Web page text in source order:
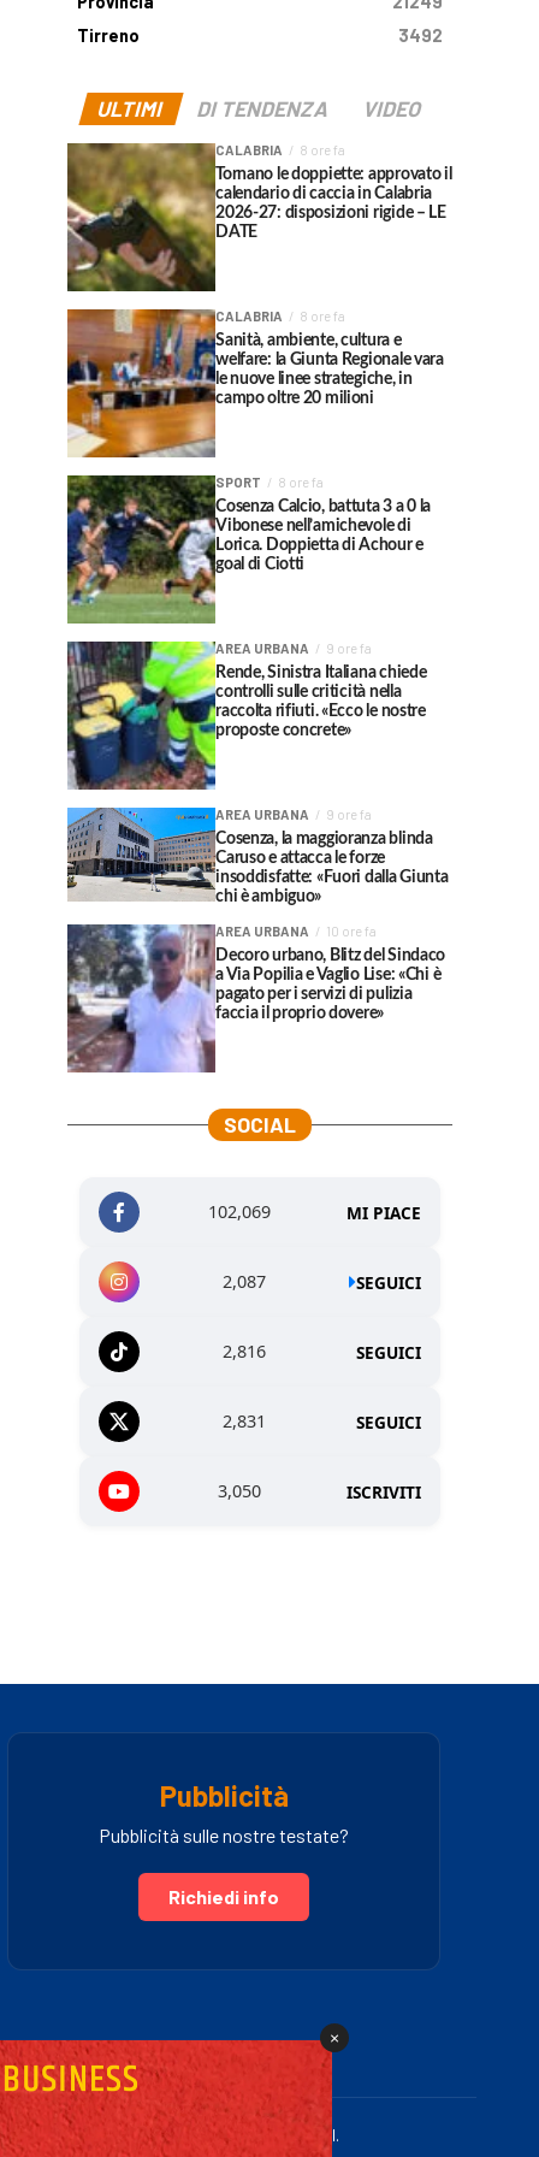
Tirreno
3492
ULTIMI DI TENDENZA VIDEO
CALABRIA 8 ore fa
Tornano le doppiette: approvato il
calendario di caccia in Calabria
2026-27: disposizioni rigide – LE
DATE
CALABRIA 8 ore fa
Sanità, ambiente, cultura e
welfare: la Giunta Regionale vara
le nuove linee strategiche, in
campo oltre 20 milioni
SPORT 8 ore fa
Cosenza Calcio, battuta 3 a 0 la
Vibonese nell’amichevole di
Lorica. Doppietta di Achour e
goal di Ciotti
AREA URBANA 9 ore fa
Rende, Sinistra Italiana chiede
controlli sulle criticità nella
raccolta rifiuti. «Ecco le nostre
proposte concrete»
AREA URBANA 9 ore fa
Cosenza, la maggioranza blinda
Caruso e attacca le forze
insoddisfatte: «Fuori dalla Giunta
chi è ambiguo»
AREA URBANA 10 ore fa
Decoro urbano, Blitz del Sindaco
a Via Popilia e Vaglio Lise: «Chi è
pagato per i servizi di pulizia
faccia il proprio dovere»
SOCIAL
102,069 MI PIACE
2,087 SEGUICI
2,816 SEGUICI
2,831 SEGUICI
3,050 ISCRIVITI
Pubblicità
Pubblicità sulle nostre testate?
Richiedi info
03005460781 | Powered by Fullmidia s.r.l.
×